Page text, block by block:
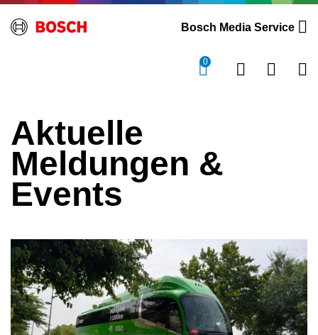
Bosch Media Service
0
Aktuelle
Meldungen &
Events